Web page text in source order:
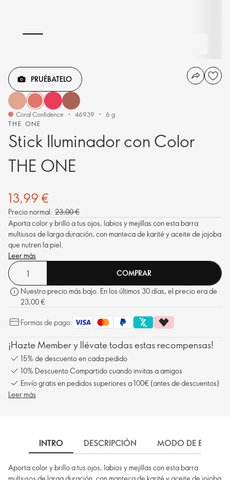
THE ONE
Stick Iluminador con Color
THE ONE
PRUÉBATELO
Coral Confidence 46939 6 g.
13,99 €
Precio normal: 23,00 €
Aporta color y brillo a tus ojos, labios y mejillas con esta barra
multiusos de larga duración, con manteca de karité y aceite de jojoba
que nutren la piel.
Leer más
COMPRAR
Nuestro precio más bajo. En los últimos 30 días, el precio era de
23,00 €
Formas de pago:
¡Hazte Member y llévate todas estas recompensas!
15% de descuento en cada pedido
10% Descuento Compartido cuando invitas a amigos
Envío gratis en pedidos superiores a 100€ (antes de descuentos)
Leer más
INTRO DESCRIPCIÓN MODO DE EMPLEO
Aporta color y brillo a tus ojos, labios y mejillas con esta barra